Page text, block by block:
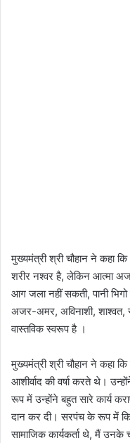
मुख्यमंत्री श्री चौहान ने कहा
शरीर नश्वर है, लेकिन आत्मा
आग जला नहीं सकती, पानी
अजर-अमर, अविनाशी, शाश्वत,
वास्तविक स्वरूप है ।
मुख्यमंत्री श्री चौहान ने कहा
आशीर्वाद की वर्षा करते थे।
रूप में उन्होंने बहुत सारे कार्य
दान कर दी। सरपंच के रूप में
सामाजिक कार्यकर्ता थे, मैं उनके